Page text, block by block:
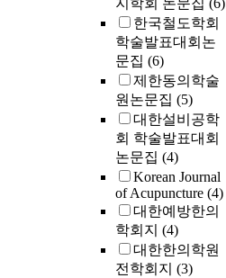
지학회 논문집 (6)
한국철도학회
학술발표대회논
문집 (6)
제한동의학술
원논문집 (5)
대한설비공학
회 학술발표대회
논문집 (4)
Korean Journal
of Acupuncture (4)
대한예방한의
학회지 (4)
대한한의학원
전학회지 (3)